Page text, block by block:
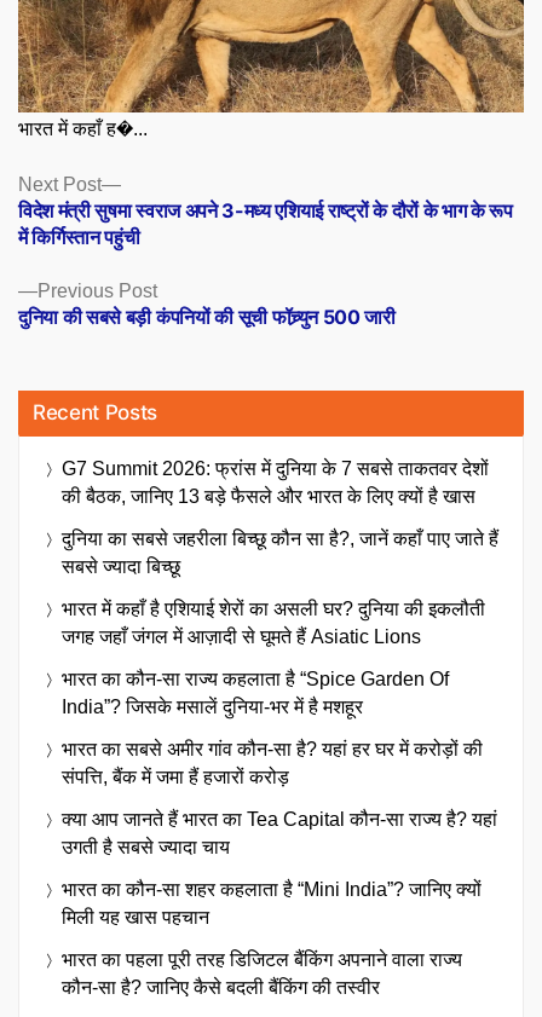
भारत में कहाँ ह�...
Posts
navigation
Previous PostPrevious
post:
दुनिया की सबसे बड़ी कंपनियों की सूची फॉच्र्युन 500 जारी
Next Post
Next
post:
विदेश मंत्री सुषमा स्वराज अपने 3-मध्य एशियाई राष्ट्रों के दौरों के भाग के रूप
में किर्गिस्तान पहुंची
Recent Posts
G7 Summit 2026: फ्रांस में दुनिया के 7 सबसे ताकतवर देशों
की बैठक, जानिए 13 बड़े फैसले और भारत के लिए क्यों है खास
दुनिया का सबसे जहरीला बिच्छू कौन सा है?, जानें कहाँ पाए जाते हैं
सबसे ज्यादा बिच्छू
भारत में कहाँ है एशियाई शेरों का असली घर? दुनिया की इकलौती
जगह जहाँ जंगल में आज़ादी से घूमते हैं Asiatic Lions
भारत का कौन-सा राज्य कहलाता है “Spice Garden Of
India”? जिसके मसालें दुनिया-भर में है मशहूर
भारत का सबसे अमीर गांव कौन-सा है? यहां हर घर में करोड़ों की
संपत्ति, बैंक में जमा हैं हजारों करोड़
क्या आप जानते हैं भारत का Tea Capital कौन-सा राज्य है? यहां
उगती है सबसे ज्यादा चाय
भारत का कौन-सा शहर कहलाता है “Mini India”? जानिए क्यों
मिली यह खास पहचान
भारत का पहला पूरी तरह डिजिटल बैंकिंग अपनाने वाला राज्य
कौन-सा है? जानिए कैसे बदली बैंकिंग की तस्वीर